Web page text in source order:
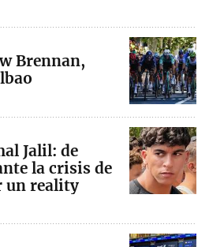
Brennan,
Jalil: de
la crisis de
un reality